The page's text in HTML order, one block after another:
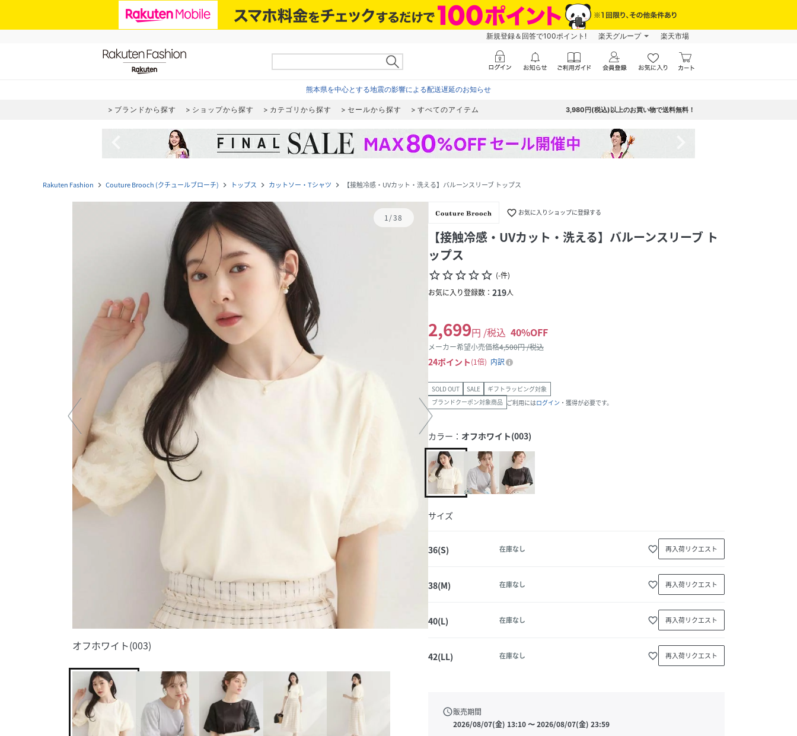
新規登録＆回答で100ポイント! 楽天グループ 楽天市場
熊本県を中心とする地震の影響による配送遅延のお知らせ
ブランドから探す ショップから探す カテゴリから探す セールから探す すべてのアイテム 3,980円(税込)以上のお買い物で送料無料！
Rakuten Fashion navigate_next Couture Brooch (クチュールブローチ) navigate_next トップス navigate_next カットソー・Tシャツ navigate_next 【接触冷感・UVカット・洗える】バルーンスリーブ トップス
1/38
オフホワイト(003)
favorite_border お気に入りショップに登録する
【接触冷感・UVカット・洗える】バルーンスリーブ ト
ップス
star_borderstar_borderstar_borderstar_borderstar_border (-件)
お気に入り登録数： 219人
2,699円 /税込 40%OFF
メーカー希望小売価格4,500円 /税込
24ポイント 1倍 内訳
SOLD OUT SALE
ギフトラッピング対象
ブランドクーポン対象商品 ご利用にはログイン ・獲得が必要です。
カラー： オフホワイト(003)
サイズ
36(S) 在庫なし favorite_border 再入荷リクエスト
38(M) 在庫なし favorite_border 再入荷リクエスト
40(L) 在庫なし favorite_border 再入荷リクエスト
42(LL) 在庫なし favorite_border 再入荷リクエスト
schedule販売期間
2026/08/07(金) 13:10〜2026/08/07(金) 23:59